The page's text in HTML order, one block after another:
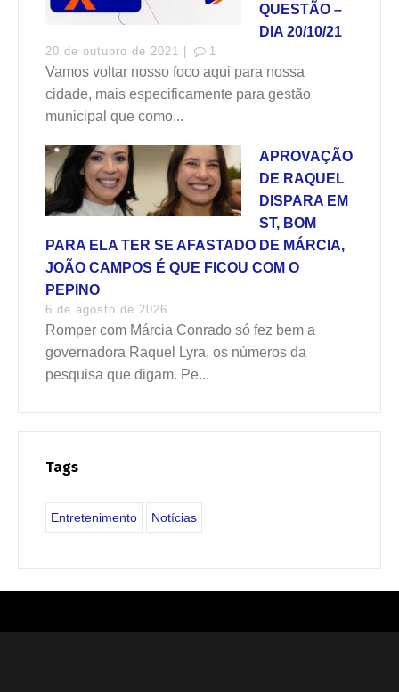
QUESTÃO –
DIA 20/10/21
20 de outubro de 2021 | 1
Vamos voltar nosso foco aqui para nossa
cidade, mais especificamente para gestão
municipal que como...
APROVAÇÃO
DE RAQUEL
DISPARA EM
ST, BOM
PARA ELA TER SE AFASTADO DE MÁRCIA,
JOÃO CAMPOS É QUE FICOU COM O
PEPINO
6 de agosto de 2026
Romper com Márcia Conrado só fez bem a
governadora Raquel Lyra, os números da
pesquisa que digam. Pe...
Tags
Entretenimento Notícias